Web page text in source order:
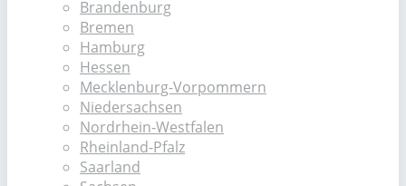
Brandenburg
Bremen
Hamburg
Hessen
Mecklenburg-Vorpommern
Niedersachsen
Nordrhein-Westfalen
Rheinland-Pfalz
Saarland